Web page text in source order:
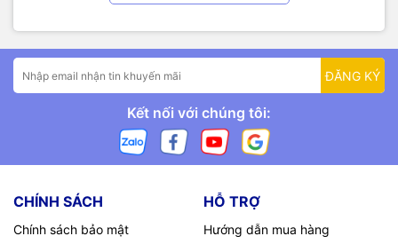
ĐĂNG KÝ
Kết nối với chúng tôi:
CHÍNH SÁCH
Chính sách bảo mật
HỖ TRỢ
Hướng dẫn mua hàng